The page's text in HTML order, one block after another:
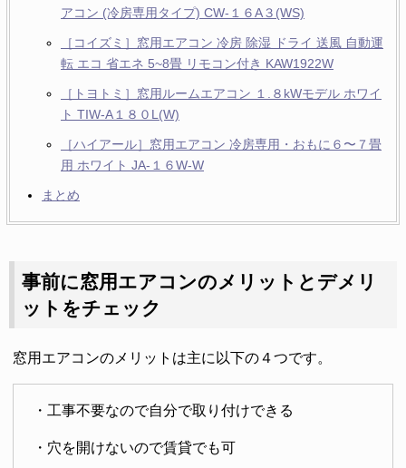
アコン (冷房専用タイプ) CW-１６A３(WS)
［コイズミ］窓用エアコン 冷房 除湿 ドライ 送風 自動運
転 エコ 省エネ 5~8畳 リモコン付き KAW1922W
［トヨトミ］窓用ルームエアコン １.８kWモデル ホワイ
ト TIW-A１８０L(W)
［ハイアール］窓用エアコン 冷房専用・おもに６〜７畳
用 ホワイト JA-１６W-W
まとめ
事前に窓用エアコンのメリットとデメリ
ットをチェック
窓用エアコンのメリットは主に以下の４つです。
・工事不要なので自分で取り付けできる
・穴を開けないので賃貸でも可